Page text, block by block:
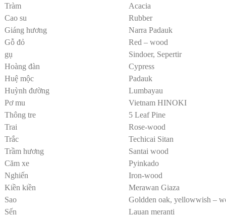
Tràm
Acacia
Cao su
Rubber
Giáng hương
Narra Padauk
Gỗ đỏ
Red – wood
gụ
Sindoer, Sepertir
Hoàng đàn
Cypress
Huệ mộc
Padauk
Huỳnh đường
Lumbayau
Pơ mu
Vietnam HINOKI
Thông tre
5 Leaf Pine
Trai
Rose-wood
Trắc
Techicai Sitan
Trầm hương
Santai wood
Căm xe
Pyinkado
Nghiến
Iron-wood
Kiền kiền
Merawan Giaza
Sao
Goldden oak, yellowwish –
Sến
Lauan meranti